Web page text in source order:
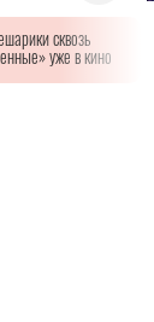
сквозь
уже в кино